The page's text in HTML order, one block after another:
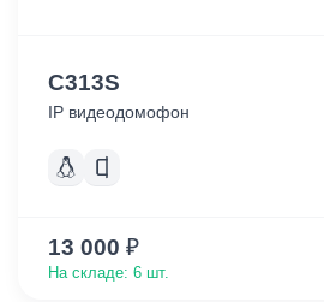
C313S
IP видеодомофон
13 000 ₽
На складе: 6 шт.